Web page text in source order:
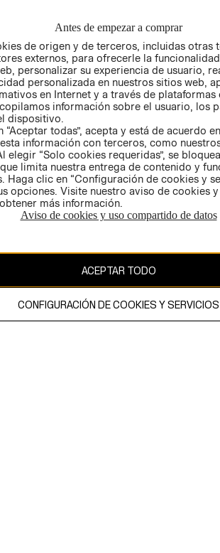
PROGRAMA DE
TRANSPARENCIA
Y ÉTICA (INGLÉS)
DE INDUSTRIA Y
COMERCIO - SIC
PETICIONES
QUEJAS Y
RECLAMOS
& Mauritz AB.
Antes de empezar a comprar
de origen y de terceros, incluidas otras
externos, para ofrecerle la
personalizar su experiencia de usuario,
personalizada en nuestros sitios web,
en Internet y a través de plataformas
información sobre el usuario, los
dispositivo.
“Aceptar todas”, acepta y está de acuerdo
información con terceros, como
elegir “Solo cookies requeridas”, se
limita nuestra entrega de contenido y
Haga clic en “Configuración de cookies y
opciones. Visite nuestro aviso de cookies
más información.
Aviso de cookies y uso compartido de datos
ACEPTAR TODO
CONFIGURACIÓN DE COOKIES Y SERVICIOS